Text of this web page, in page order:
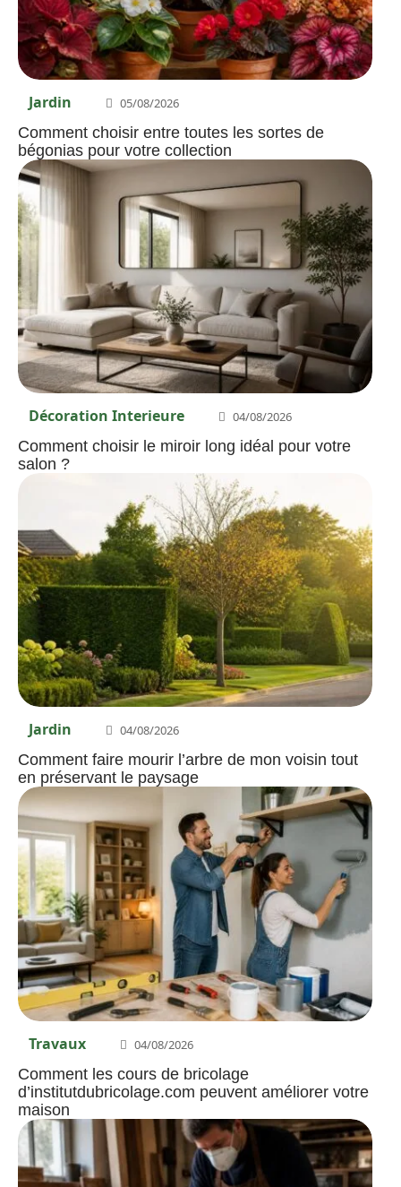
Jardin 05/08/2026
Comment choisir entre toutes les sortes de
bégonias pour votre collection
Décoration Interieure 04/08/2026
Comment choisir le miroir long idéal pour votre
salon ?
Jardin 04/08/2026
Comment faire mourir l’arbre de mon voisin tout
en préservant le paysage
Travaux 04/08/2026
Comment les cours de bricolage
d’institutdubricolage.com peuvent améliorer votre
maison